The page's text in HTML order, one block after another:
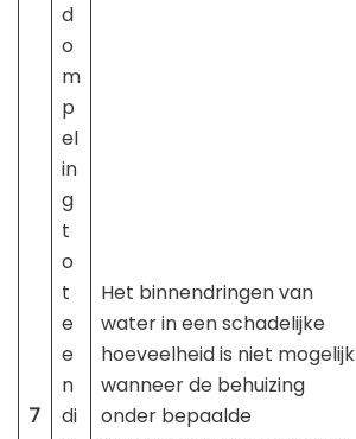
7
d
o
m
p
el
in
g
t
o
t
e
e
n
di
Het binnendringen van
water in een schadelijke
hoeveelheid is niet mogelijk
wanneer de behuizing
onder bepaalde